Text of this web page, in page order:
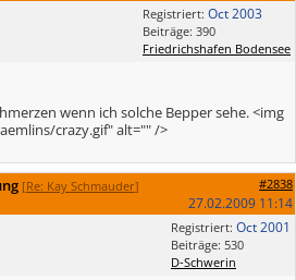
Registriert: Oct 2003
Beiträge: 390
Friedrichshafen Bodensee
wenn ich solche Bepper sehe. <img
crazy.gif" alt="" />
[Re: Kay Schmauder] #2838
27.02.2009 11:14
Registriert: Oct 2001
Beiträge: 530
D-Schwerin